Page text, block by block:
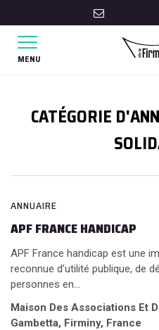
Aller
à
MENU
CATÉGORIE
ANNUAIRE
APF FRANCE HANDICAP
APF France handicap est une
reconnue d’utilité publique, de
personnes en...
Maison Des Associations Et
Gambetta, Firminy, France